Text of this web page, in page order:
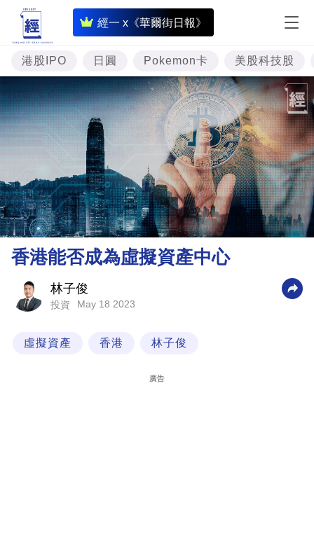
經一 x《華爾街日報》
即
時
財
經
專
題
投
資
樓
市
理
財
商
業
港股IPO 日圓 Pokemon卡 美股科技股
香港能否成為虛擬資產中心
林子俊
投資 May 18 2023
虛擬資產 香港 林子俊
廣告